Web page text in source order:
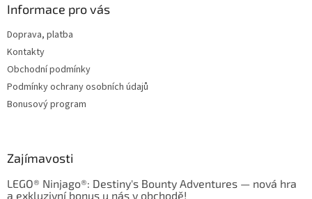
Informace pro vás
Doprava, platba
Kontakty
Obchodní podmínky
Podmínky ochrany osobních údajů
Bonusový program
Zajímavosti
LEGO® Ninjago®: Destiny's Bounty Adventures — nová hra
a exkluzivní bonus u nás v obchodě!